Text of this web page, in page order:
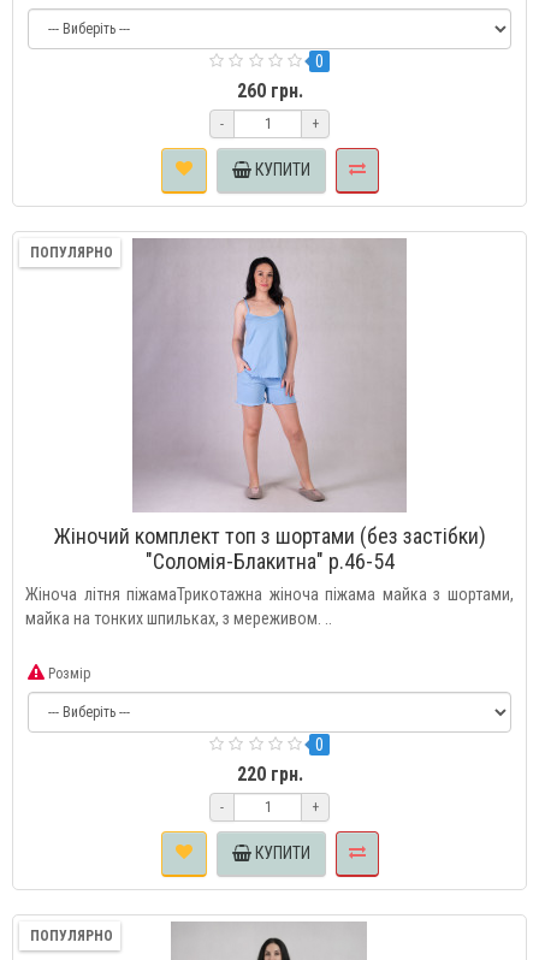
0
260 грн.
- +
КУПИТИ
ПОПУЛЯРНО
Жіночий комплект топ з шортами (без застібки)
"Соломія-Блакитна" р.46-54
Жіноча літня піжамаТрикотажна жіноча піжама майка з шортами,
майка на тонких шпильках, з мереживом. ..
Розмір
0
220 грн.
- +
КУПИТИ
ПОПУЛЯРНО